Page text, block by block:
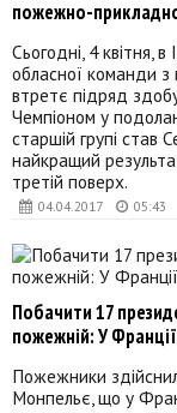
04.04.2017 05:43
пожежно-
Сьогодні, 4 квітня,
обласної команди
втретє підряд
Чемпіоном у
старшій групі став
найкращий
третій поверх.
Побачити 17
пожежній: У
Пожежники
Монпельє, що у